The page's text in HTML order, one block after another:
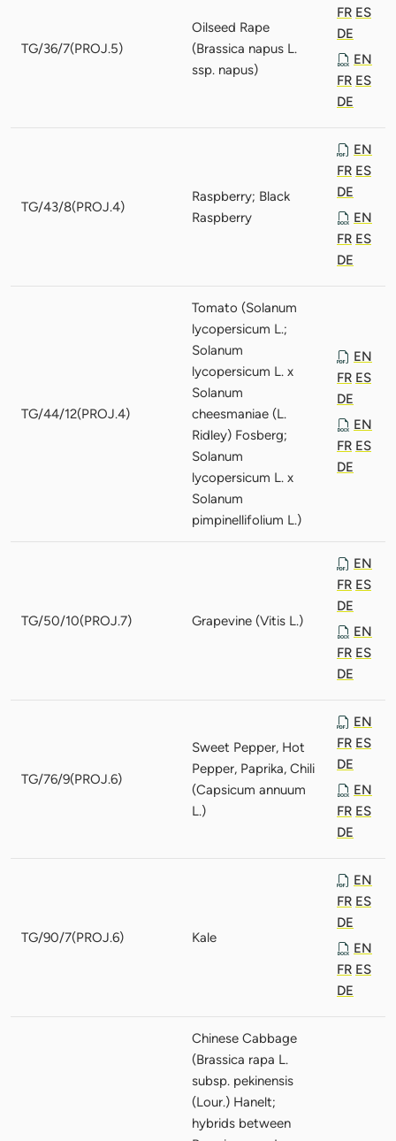
TG/36/7(PROJ.5)
Oilseed Rape
(Brassica napus L.
ssp. napus)
FR ES
DE
EN
FR ES
DE
TG/43/8(PROJ.4)
Raspberry; Black
Raspberry
EN
FR ES
DE
EN
FR ES
DE
TG/44/12(PROJ.4)
Tomato (Solanum
lycopersicum L.;
Solanum
lycopersicum L. x
Solanum
cheesmaniae (L.
Ridley) Fosberg;
Solanum
lycopersicum L. x
Solanum
pimpinellifolium L.)
EN
FR ES
DE
EN
FR ES
DE
TG/50/10(PROJ.7) Grapevine (Vitis L.)
EN
FR ES
DE
EN
FR ES
DE
TG/76/9(PROJ.6)
Sweet Pepper, Hot
Pepper, Paprika, Chili
(Capsicum annuum
L.)
EN
FR ES
DE
EN
FR ES
DE
TG/90/7(PROJ.6) Kale
EN
FR ES
DE
EN
FR ES
DE
Chinese Cabbage
(Brassica rapa L.
subsp. pekinensis
(Lour.) Hanelt;
hybrids between